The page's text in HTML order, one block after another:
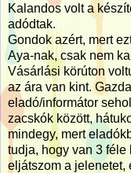
Kalandos volt a
adódtak.
Gondok azért, mert
Aya-nak, csak nem
Vásárlási körúton
az ára van kint.
eladó/informátor
zacskók között,
mindegy, mert
tudja, hogy van 3 féle
eljátszom a jelenetet,